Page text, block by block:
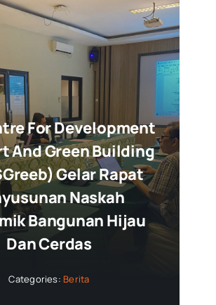
For Development
And Green Building
Gelar Rapat
Naskah
Bangunan Hijau
Dan Cerdas
Categories: Berita